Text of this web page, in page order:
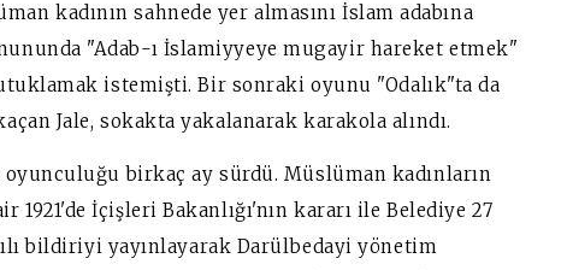
kadının sahnede yer almasını İslam adabına
"Adab-ı İslamiyyeye mugayir hareket etmek"
istemişti. Bir sonraki oyunu "Odalık"ta da
Jale, sokakta yakalanarak karakola alındı.
birkaç ay sürdü. Müslüman kadınların
1921'de İçişleri Bakanlığı'nın kararı ile Belediye 27
bildiriyi yayınlayarak Darülbedayi yönetim